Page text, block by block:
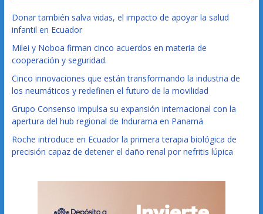
Donar también salva vidas, el impacto de apoyar la salud
infantil en Ecuador
Milei y Noboa firman cinco acuerdos en materia de
cooperación y seguridad.
Cinco innovaciones que están transformando la industria de
los neumáticos y redefinen el futuro de la movilidad
Grupo Consenso impulsa su expansión internacional con la
apertura del hub regional de Indurama en Panamá
Roche introduce en Ecuador la primera terapia biológica de
precisión capaz de detener el daño renal por nefritis lúpica